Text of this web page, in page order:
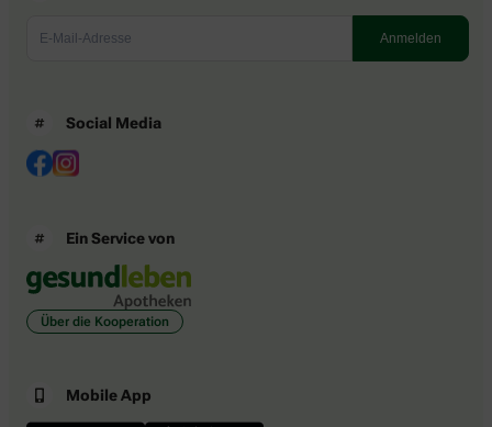
Social Media
Ein Service von
Über die Kooperation
Mobile App